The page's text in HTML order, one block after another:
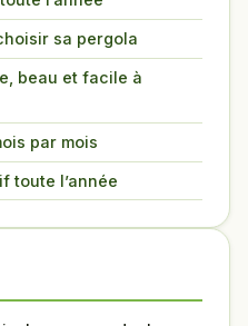
sa pergola
beau et facile à
par mois
toute l’année